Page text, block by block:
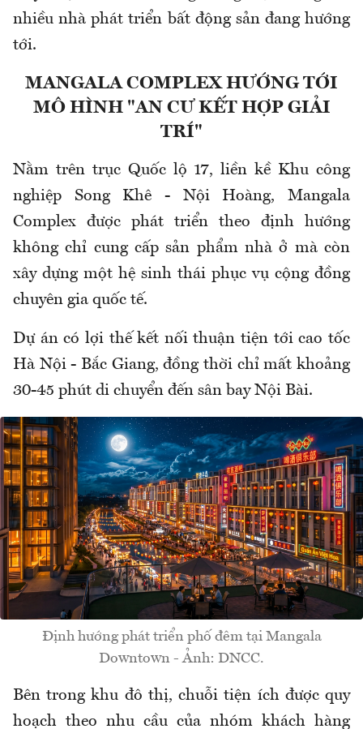
nhiều nhà phát triển bất động sản đang hướng
tới.
MANGALA COMPLEX HƯỚNG TỚI
MÔ HÌNH "AN CƯ KẾT HỢP GIẢI
TRÍ"
Nằm trên trục Quốc lộ 17, liền kề Khu công
nghiệp Song Khê - Nội Hoàng, Mangala
Complex được phát triển theo định hướng
không chỉ cung cấp sản phẩm nhà ở mà còn
xây dựng một hệ sinh thái phục vụ cộng đồng
chuyên gia quốc tế.
Dự án có lợi thế kết nối thuận tiện tới cao tốc
Hà Nội - Bắc Giang, đồng thời chỉ mất khoảng
30-45 phút di chuyển đến sân bay Nội Bài.
Định hướng phát triển phố đêm tại Mangala
Downtown - Ảnh: DNCC.
Bên trong khu đô thị, chuỗi tiện ích được quy
hoạch theo nhu cầu của nhóm khách hàng